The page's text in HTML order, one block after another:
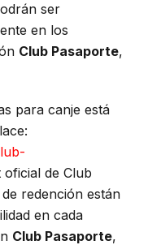
ser
en los
Club Pasaporte,
para canje está
de Club
redención están
en cada
Club Pasaporte,